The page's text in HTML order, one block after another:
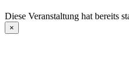
Diese Veranstaltung hat bereits
×